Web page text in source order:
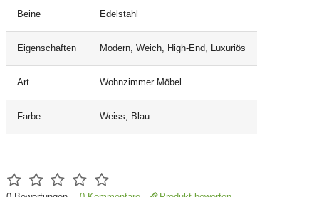
Beine Edelstahl
Eigenschaften Modern, Weich, High-End, Luxuriös
Art Wohnzimmer Möbel
Farbe Weiss, Blau